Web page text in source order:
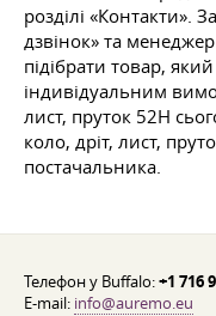
розділі «Контакти».
дзвінок» та
підібрати товар,
індивідуальним
лист, пруток 52Н
коло, дріт, лист,
постачальника.
Телефон у Buffalo:+1 716
E-mail: info@auremo.eu